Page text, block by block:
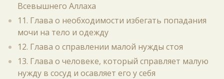
Всевышнего Аллаха
11. Глава о необходимости избегать попадания
мочи на тело и одежду
12. Глава о справлении малой нужды стоя
13. Глава о человеке, который справляет малую
нужду в сосуд и осавляет его у себя